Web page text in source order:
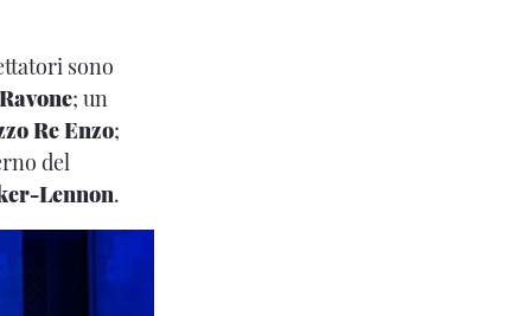
sono
; un
Re Enzo;
del
Lennon.